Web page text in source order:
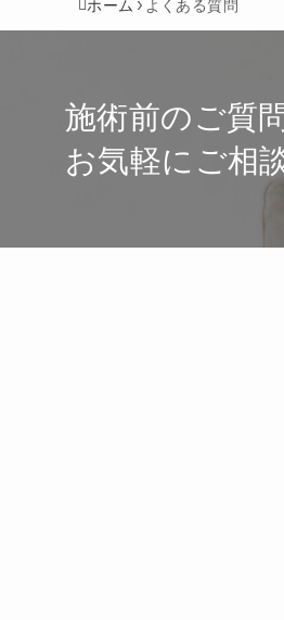
ホーム よくある質問
施術前のご質
お気軽にご相